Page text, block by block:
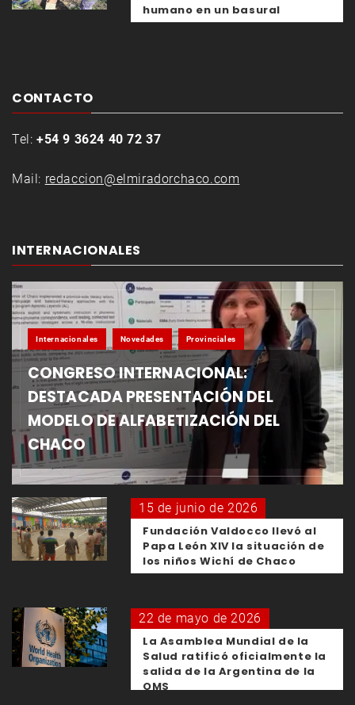
humano en un basural
CONTACTO
Tel: +54 9 3624 40 72 37
Mail: redaccion@elmiradorchaco.com
INTERNACIONALES
Internacionales Novedades Provinciales
CONGRESO INTERNACIONAL:
DESTACADA PRESENTACIÓN DEL
MODELO DE ALFABETIZACIÓN DEL
CHACO
15 de junio de 2026
Fundación Valdocco llevó al
Papa León XIV la situación de
los niños Wichí de Chaco
22 de mayo de 2026
La Asamblea Mundial de la
Salud ratificó oficialmente la
salida de la Argentina de la
OMS